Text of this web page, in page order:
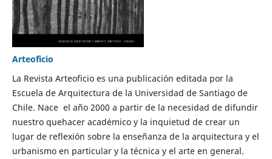
Arteoficio
La Revista Arteoficio es una publicación editada por la
Escuela de Arquitectura de la Universidad de Santiago de
Chile. Nace el año 2000 a partir de la necesidad de difundir
nuestro quehacer académico y la inquietud de crear un
lugar de reflexión sobre la enseñanza de la arquitectura y el
urbanismo en particular y la técnica y el arte en general.